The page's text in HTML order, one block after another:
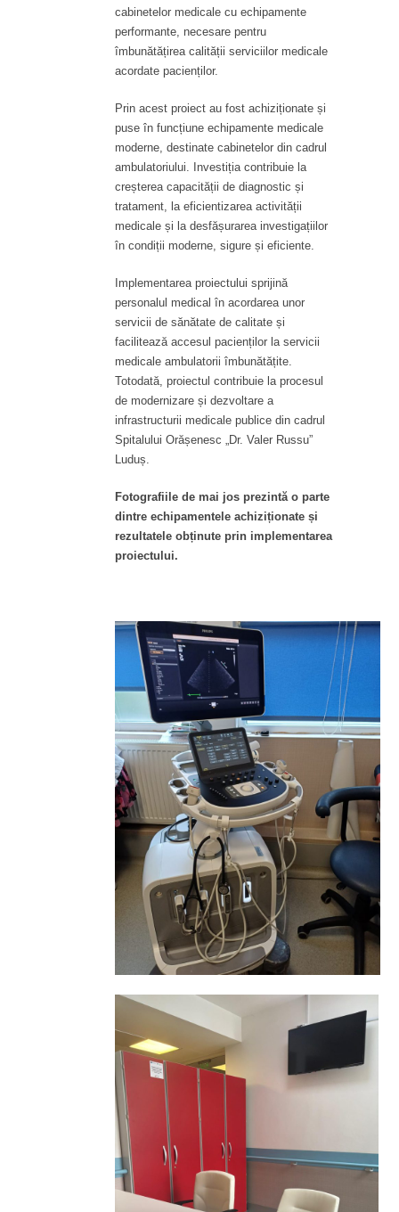
cabinetelor medicale cu echipamente
performante, necesare pentru
îmbunătățirea calității serviciilor medicale
acordate pacienților.
Prin acest proiect au fost achiziționate și
puse în funcțiune echipamente medicale
moderne, destinate cabinetelor din cadrul
ambulatoriului. Investiția contribuie la
creșterea capacității de diagnostic și
tratament, la eficientizarea activității
medicale și la desfășurarea investigațiilor
în condiții moderne, sigure și eficiente.
Implementarea proiectului sprijină
personalul medical în acordarea unor
servicii de sănătate de calitate și
facilitează accesul pacienților la servicii
medicale ambulatorii îmbunătățite.
Totodată, proiectul contribuie la procesul
de modernizare și dezvoltare a
infrastructurii medicale publice din cadrul
Spitalului Orășenesc „Dr. Valer Russu”
Luduș.
Fotografiile de mai jos prezintă o parte
dintre echipamentele achiziționate și
rezultatele obținute prin implementarea
proiectului.